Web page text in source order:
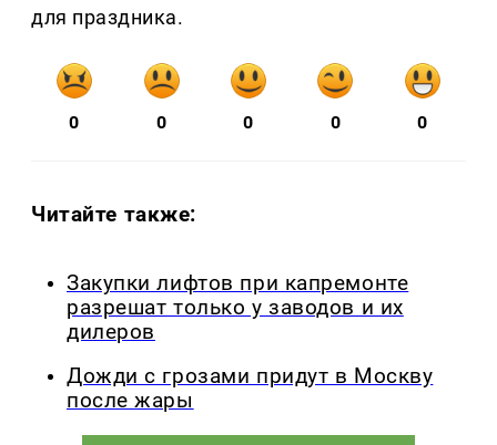
для праздника.
0 0 0 0 0
Читайте также:
Закупки лифтов при капремонте
разрешат только у заводов и их
дилеров
Дожди с грозами придут в Москву
после жары